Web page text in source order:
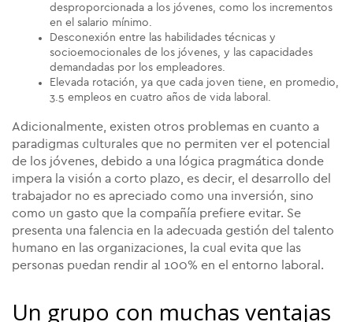
desproporcionada a los jóvenes, como los incrementos
en el salario mínimo.
Desconexión entre las habilidades técnicas y
socioemocionales de los jóvenes, y las capacidades
demandadas por los empleadores.
Elevada rotación, ya que cada joven tiene, en promedio,
3.5 empleos en cuatro años de vida laboral.
Adicionalmente, existen otros problemas en cuanto a
paradigmas culturales que no permiten ver el potencial
de los jóvenes, debido a una lógica pragmática donde
impera la visión a corto plazo, es decir, el desarrollo del
trabajador no es apreciado como una inversión, sino
como un gasto que la compañía prefiere evitar. Se
presenta una falencia en la adecuada gestión del talento
humano en las organizaciones, la cual evita que las
personas puedan rendir al 100% en el entorno laboral.
Un grupo con muchas ventajas